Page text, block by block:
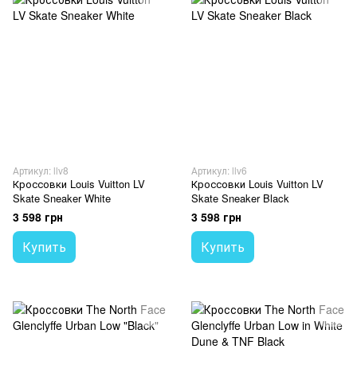
Артикул: llv8
Кроссовки Louis Vuitton LV
Skate Sneaker White
3 598 грн
Купить
Артикул: llv6
Кроссовки Louis Vuitton LV
Skate Sneaker Black
3 598 грн
Купить